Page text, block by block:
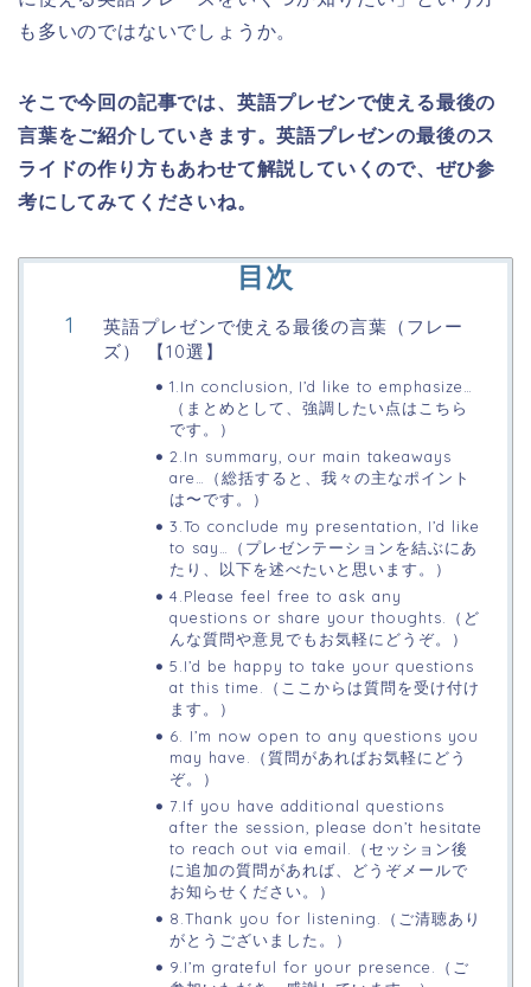
も多いのではないでしょうか。
そこで今回の記事では、英語プレゼンで使える最後の
言葉をご紹介していきます。英語プレゼンの最後のス
ライドの作り方もあわせて解説していくので、ぜひ参
考にしてみてくださいね。
目次
英語プレゼンで使える最後の言葉（フレー
ズ） 【10選】
1.In conclusion, I’d like to emphasize…
（まとめとして、強調したい点はこちら
です。）
2.In summary, our main takeaways
are…（総括すると、我々の主なポイント
は〜です。）
3.To conclude my presentation, I’d like
to say…（プレゼンテーションを結ぶにあ
たり、以下を述べたいと思います。）
4.Please feel free to ask any
questions or share your thoughts.（ど
んな質問や意見でもお気軽にどうぞ。）
5.I’d be happy to take your questions
at this time.（ここからは質問を受け付け
ます。）
6. I’m now open to any questions you
may have.（質問があればお気軽にどう
ぞ。）
7.If you have additional questions
after the session, please don’t hesitate
to reach out via email.（セッション後
に追加の質問があれば、どうぞメールで
お知らせください。）
8.Thank you for listening.（ご清聴あり
がとうございました。）
9.I’m grateful for your presence.（ご